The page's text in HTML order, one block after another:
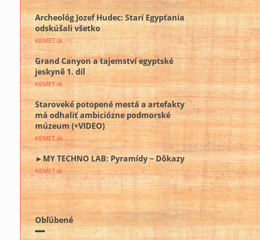
Archeológ Jozef Hudec: Starí Egypťania
odskúšali všetko
KEMET.sk
Grand Canyon a tajemství egyptské
jeskyně 1. díl
KEMET.sk
Staroveké potopené mestá a artefakty
má odhaliť ambiciózne podmorské
múzeum (+VIDEO)
KEMET.sk
►MY TECHNO LAB: Pyramídy ~ Dôkazy
KEMET.sk
Obľúbené